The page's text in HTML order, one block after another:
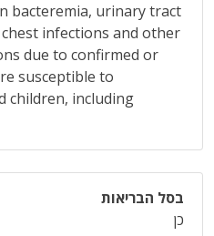
bacteremia, urinary tract
infections and other
due to confirmed or
susceptible to
children, including
בסל הבריאות
כן